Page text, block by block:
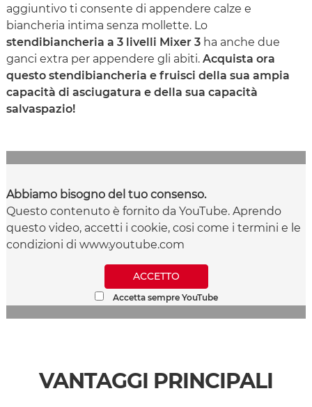
aggiuntivo ti consente di appendere calze e
biancheria intima senza mollette. Lo
stendibiancheria a 3 livelli Mixer 3 ha anche due
ganci extra per appendere gli abiti. Acquista ora
questo stendibiancheria e fruisci della sua ampia
capacità di asciugatura e della sua capacità
salvaspazio!
Abbiamo bisogno del tuo consenso.
Questo contenuto è fornito da YouTube. Aprendo
questo video, accetti i cookie, cosi come i termini e le
condizioni di www.youtube.com
ACCETTO
Accetta sempre YouTube
VANTAGGI PRINCIPALI